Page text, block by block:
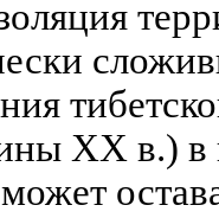
XX в.)